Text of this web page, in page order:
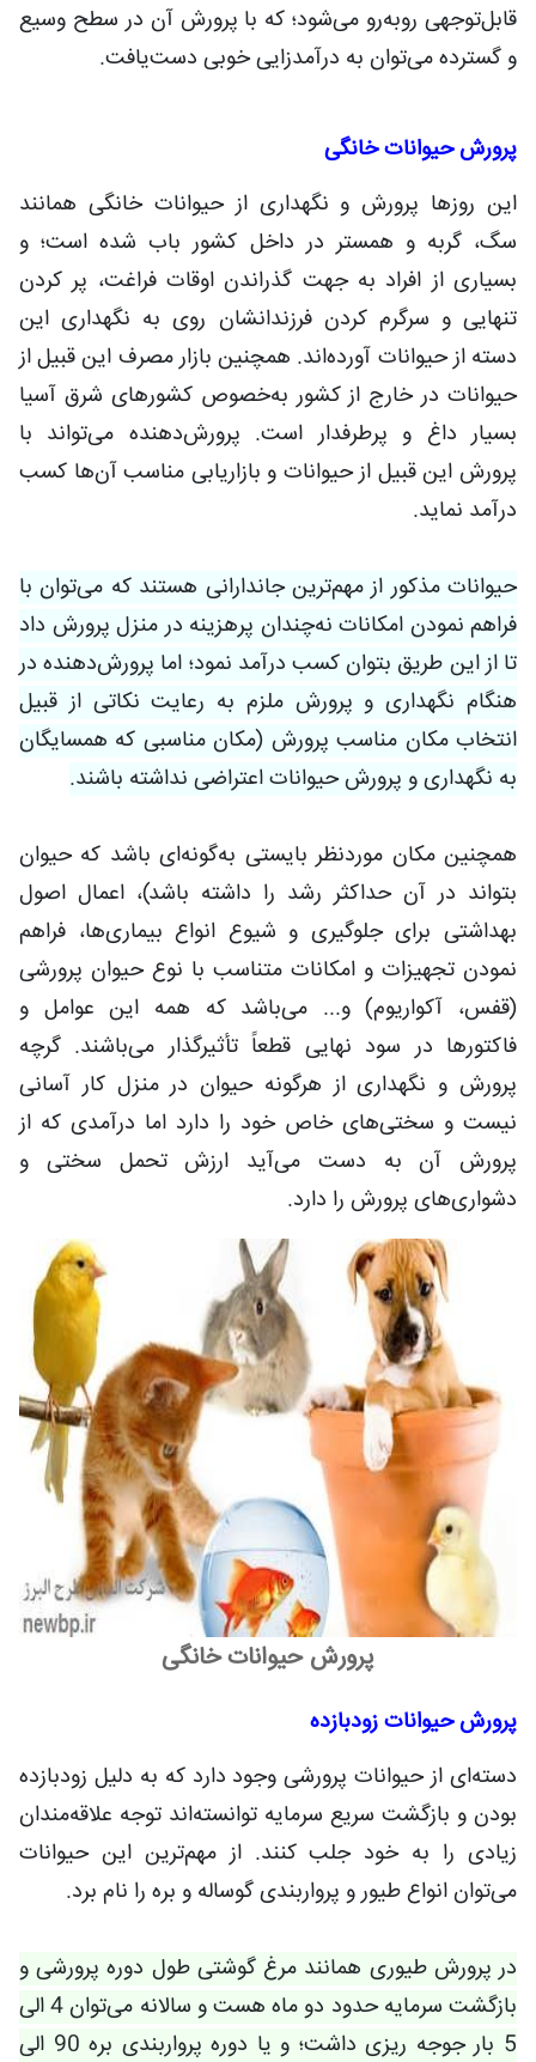
قابل‌توجهی روبه‌رو می‌شود؛ که با پرورش آن در سطح وسیع
و گسترده می‌توان به درآمدزایی خوبی دست‌یافت.
پرورش حیوانات خانگی
این روزها پرورش و نگهداری از حیوانات خانگی همانند
سگ، گربه و همستر در داخل کشور باب شده است؛ و
بسیاری از افراد به جهت گذراندن اوقات فراغت، پر کردن
تنهایی و سرگرم کردن فرزندانشان روی به نگهداری این
دسته از حیوانات آورده‌اند. همچنین بازار مصرف این قبیل از
حیوانات در خارج از کشور به‌خصوص کشورهای شرق آسیا
بسیار داغ و پرطرفدار است. پرورش‌دهنده می‌تواند با
پرورش این قبیل از حیوانات و بازاریابی مناسب آن‌ها کسب
درآمد نماید.
حیوانات مذکور از مهم‌ترین جاندارانی هستند که می‌توان با
فراهم نمودن امکانات نه‌چندان پرهزینه در منزل پرورش داد
تا از این طریق بتوان کسب درآمد نمود؛ اما پرورش‌دهنده در
هنگام نگهداری و پرورش ملزم به رعایت نکاتی از قبیل
انتخاب مکان مناسب پرورش (مکان مناسبی که همسایگان
به نگهداری و پرورش حیوانات اعتراضی نداشته باشند.
همچنین مکان موردنظر بایستی به‌گونه‌ای باشد که حیوان
بتواند در آن حداکثر رشد را داشته باشد)، اعمال اصول
بهداشتی برای جلوگیری و شیوع انواع بیماری‌ها، فراهم
نمودن تجهیزات و امکانات متناسب با نوع حیوان پرورشی
(قفس، آکواریوم) و... می‌باشد که همه این عوامل و
فاکتورها در سود نهایی قطعاً تأثیرگذار می‌باشند. گرچه
پرورش و نگهداری از هرگونه حیوان در منزل کار آسانی
نیست و سختی‌های خاص خود را دارد اما درآمدی که از
پرورش آن به دست می‌آید ارزش تحمل سختی و
دشواری‌های پرورش را دارد.
پرورش حیوانات خانگی
پرورش حیوانات زودبازده
دسته‌ای از حیوانات پرورشی وجود دارد که به دلیل زودبازده
بودن و بازگشت سریع سرمایه توانسته‌اند توجه علاقه‌مندان
زیادی را به خود جلب کنند. از مهم‌ترین این حیوانات
می‌توان انواع طیور و پرواربندی گوساله و بره را نام برد.
در پرورش طیوری همانند مرغ گوشتی طول دوره پرورشی و
بازگشت سرمایه حدود دو ماه هست و سالانه می‌توان 4 الی
5 بار جوجه ریزی داشت؛ و یا دوره پرواربندی بره 90 الی